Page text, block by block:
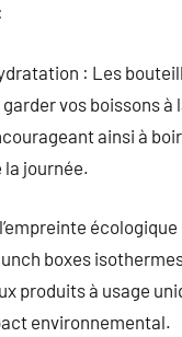
: Les
vos boissons à
ainsi à
la journée.
écologique
boxes
produits à usage
environnemental.